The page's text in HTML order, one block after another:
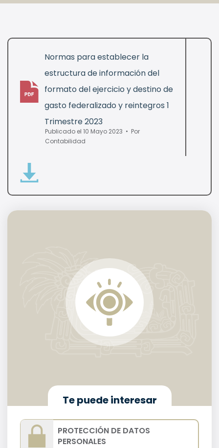
pdf
Normas para establecer la
estructura de información del
formato del ejercicio y destino de
gasto federalizado y reintegros 1
Trimestre 2023
Publicado el 10 Mayo 2023
Por
Contabilidad
Te puede interesar
PROTECCIÓN DE DATOS
PERSONALES